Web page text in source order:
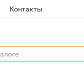
Контакты